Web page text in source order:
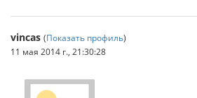
vincas (Показать профиль)
11 мая 2014 г., 21:30:28